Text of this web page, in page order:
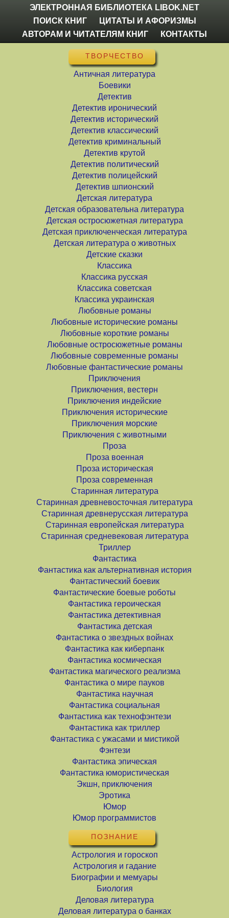
ЭЛЕКТРОННАЯ БИБЛИОТЕКА LIBOK.NET
ПОИСК КНИГ
ЦИТАТЫ И АФОРИЗМЫ
АВТОРАМ И ЧИТАТЕЛЯМ КНИГ
КОНТАКТЫ
ТВОРЧЕСТВО
Античная литература
Боевики
Детектив
Детектив иронический
Детектив исторический
Детектив классический
Детектив криминальный
Детектив крутой
Детектив политический
Детектив полицейский
Детектив шпионский
Детская литература
Детская образовательна литература
Детская остросюжетная литература
Детская приключенческая литература
Детская литература о животных
Детские сказки
Классика
Классика русская
Классика советская
Классика украинская
Любовные романы
Любовные исторические романы
Любовные короткие романы
Любовные остросюжетные романы
Любовные современные романы
Любовные фантастические романы
Приключения
Приключения, вестерн
Приключения индейские
Приключения исторические
Приключения морские
Приключения с животными
Проза
Проза военная
Проза историческая
Проза современная
Старинная литература
Старинная древневосточная литература
Старинная древнерусская литература
Старинная европейская литература
Старинная средневековая литература
Триллер
Фантастика
Фантастика как альтернативная история
Фантастический боевик
Фантастические боевые роботы
Фантастика героическая
Фантастика детективная
Фантастика детская
Фантастика о звездных войнах
Фантастика как киберпанк
Фантастика космическая
Фантастика магического реализма
Фантастика о мире пауков
Фантастика научная
Фантастика социальная
Фантастика как технофэнтези
Фантастика как триллер
Фантастика с ужасами и мистикой
Фэнтези
Фантастика эпическая
Фантастика юмористическая
Экшн, приключения
Эротика
Юмор
Юмор программистов
ПОЗНАНИЕ
Астрология и гороскоп
Астрология и гадание
Биографии и мемуары
Биология
Деловая литература
Деловая литература о банках